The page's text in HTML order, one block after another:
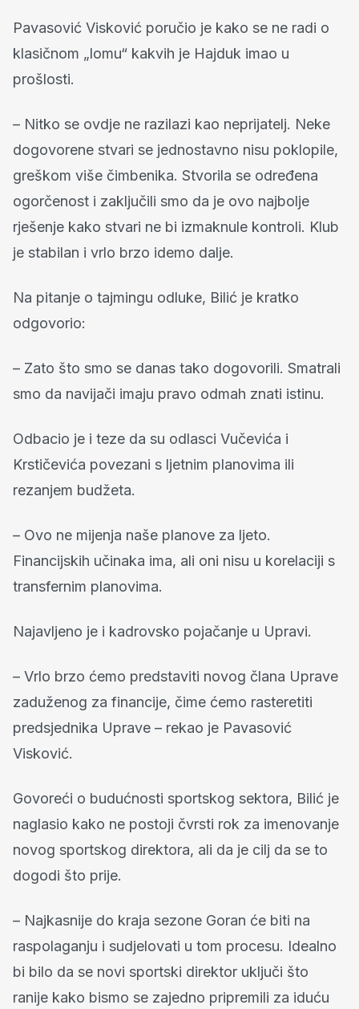
Pavasović Visković poručio je kako se ne radi o
klasičnom „lomu“ kakvih je Hajduk imao u
prošlosti.
– Nitko se ovdje ne razilazi kao neprijatelj. Neke
dogovorene stvari se jednostavno nisu poklopile,
greškom više čimbenika. Stvorila se određena
ogorčenost i zaključili smo da je ovo najbolje
rješenje kako stvari ne bi izmaknule kontroli. Klub
je stabilan i vrlo brzo idemo dalje.
Na pitanje o tajmingu odluke, Bilić je kratko
odgovorio:
– Zato što smo se danas tako dogovorili. Smatrali
smo da navijači imaju pravo odmah znati istinu.
Odbacio je i teze da su odlasci Vučevića i
Krstičevića povezani s ljetnim planovima ili
rezanjem budžeta.
– Ovo ne mijenja naše planove za ljeto.
Financijskih učinaka ima, ali oni nisu u korelaciji s
transfernim planovima.
Najavljeno je i kadrovsko pojačanje u Upravi.
– Vrlo brzo ćemo predstaviti novog člana Uprave
zaduženog za financije, čime ćemo rasteretiti
predsjednika Uprave – rekao je Pavasović
Visković.
Govoreći o budućnosti sportskog sektora, Bilić je
naglasio kako ne postoji čvrsti rok za imenovanje
novog sportskog direktora, ali da je cilj da se to
dogodi što prije.
– Najkasnije do kraja sezone Goran će biti na
raspolaganju i sudjelovati u tom procesu. Idealno
bi bilo da se novi sportski direktor uključi što
ranije kako bismo se zajedno pripremili za iduću